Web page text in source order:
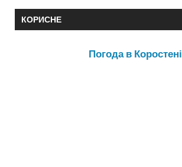
КОРИСНЕ
Погода в Коростені